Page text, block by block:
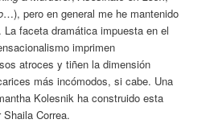
…), pero en general me he mantenido
faceta dramática impuesta en el
imprimen
atroces y tiñen la dimensión
más incómodos, si cabe. Una
Kolesnik ha construido esta
Correa.